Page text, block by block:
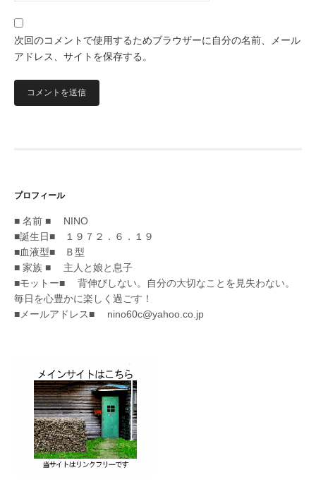
次回のコメントで使用するためブラウザーに自分の名前、メール
アドレス、サイトを保存する。
プロフィール
■ 名前 ■ NINO
■誕生日■ １９７２．６．１９
■血液型■ Ｂ型
■ 家族 ■ 主人と娘と息子
■モットー■ 背伸びしない。自分の大切なことを見失わない。
毎日を心豊かに楽しく過ごす！
■メールアドレス■ nino60c@yahoo.co.jp